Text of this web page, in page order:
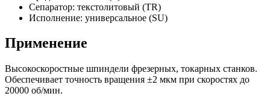
Сепаратор: текстолитовый (TR)
Исполнение: универсальное (SU)
Применение
Высокоскоростные шпиндели фрезерных, токарных станков.
Обеспечивает точность вращения ±2 мкм при скоростях до
20000 об/мин.